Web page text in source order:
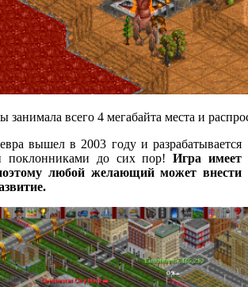
занимала всего 4 мегабайта места и
вышел в 2003 году и разрабатывается
поклонниками до сих пор!Игра имеет
любой желающий может внести